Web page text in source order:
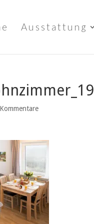
Ausstattung